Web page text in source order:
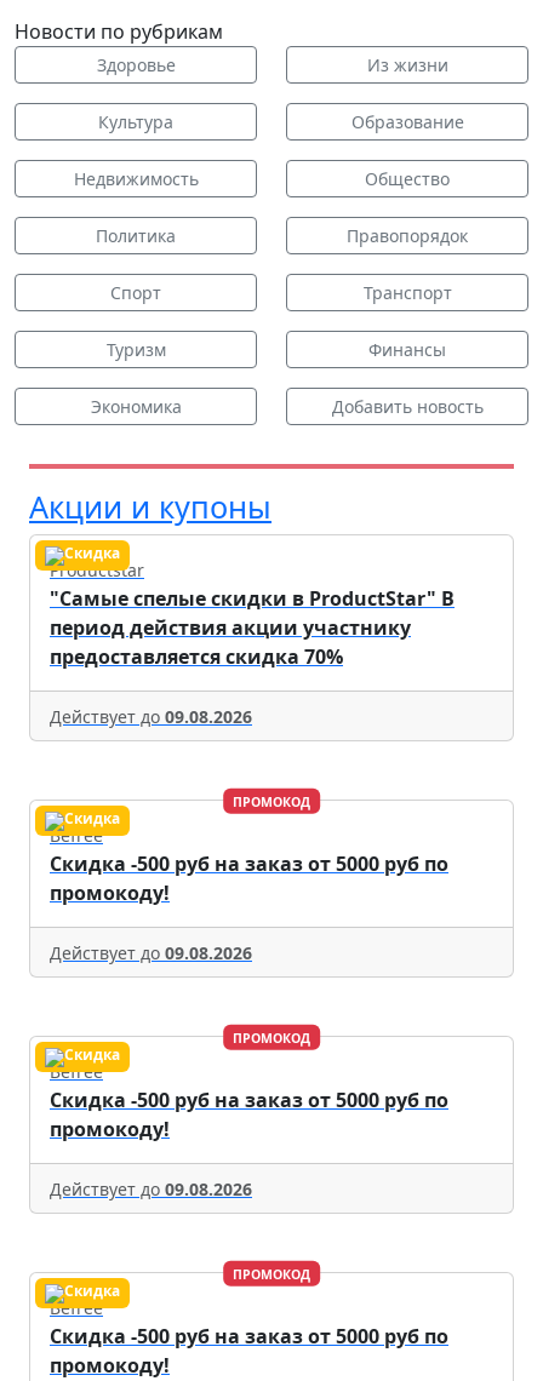
Новости по рубрикам
Здоровье Из жизни
Культура Образование
Недвижимость Общество
Политика Правопорядок
Спорт Транспорт
Туризм Финансы
Экономика Добавить новость
Акции и купоны
Productstar
"Самые спелые скидки в ProductStar" В
период действия акции участнику
предоставляется скидка 70%
Действует до 09.08.2026
ПРОМОКОД
Befree
Скидка -500 руб на заказ от 5000 руб по
промокоду!
Действует до 09.08.2026
ПРОМОКОД
Befree
Скидка -500 руб на заказ от 5000 руб по
промокоду!
Действует до 09.08.2026
ПРОМОКОД
Befree
Скидка -500 руб на заказ от 5000 руб по
промокоду!